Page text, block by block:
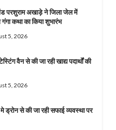
परशुराम अखाड़े ने जिला जेल में
कथा का किया शुभारंभ
5, 2026
वैन से की जा रही खाद्य पदार्थों की
5, 2026
मे ड्रोन से की जा रही सफाई व्यवस्था पर